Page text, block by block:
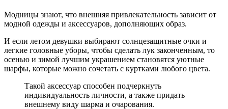
Модницы знают, что внешняя привлекательность зависит от
модной одежды и аксессуаров, дополняющих образ.
И если летом девушки выбирают солнцезащитные очки и
легкие головные уборы, чтобы сделать лук законченным, то
осенью и зимой лучшим украшением становятся уютные
шарфы, которые можно сочетать с куртками любого цвета.
Такой аксессуар способен подчеркнуть
индивидуальность личности, а также придать
внешнему виду шарма и очарования.